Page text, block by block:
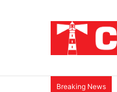
Breaking News